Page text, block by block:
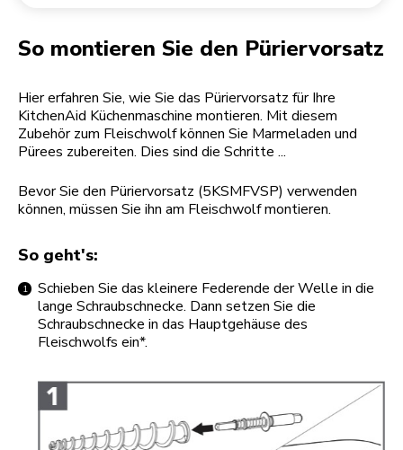
So montieren Sie den Püriervorsatz
Hier erfahren Sie, wie Sie das Püriervorsatz für Ihre
KitchenAid Küchenmaschine montieren. Mit diesem
Zubehör zum Fleischwolf können Sie Marmeladen und
Pürees zubereiten. Dies sind die Schritte ...
Bevor Sie den Püriervorsatz (5KSMFVSP) verwenden
können, müssen Sie ihn am Fleischwolf montieren.
So geht's:
Schieben Sie das kleinere Federende der Welle in die
lange Schraubschnecke. Dann setzen Sie die
Schraubschnecke in das Hauptgehäuse des
Fleischwolfs ein*.